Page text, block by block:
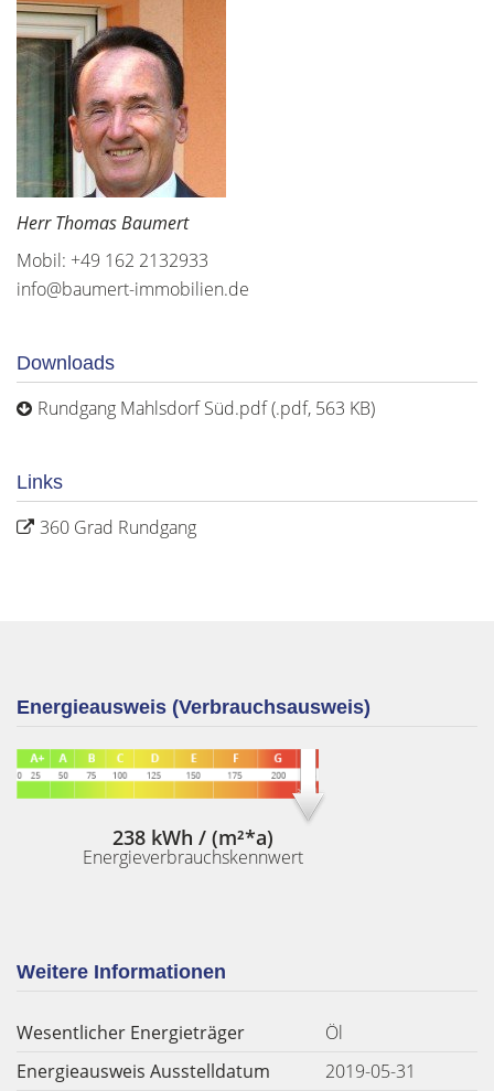
Herr Thomas Baumert
Mobil: +49 162 2132933
info@baumert-immobilien.de
Downloads
Rundgang Mahlsdorf Süd.pdf (.pdf, 563 KB)
Links
360 Grad Rundgang
Energieausweis (Verbrauchsausweis)
238 kWh / (m²*a)
Energieverbrauchskennwert
Weitere Informationen
Wesentlicher Energieträger
Öl
Energieausweis Ausstelldatum
2019-05-31